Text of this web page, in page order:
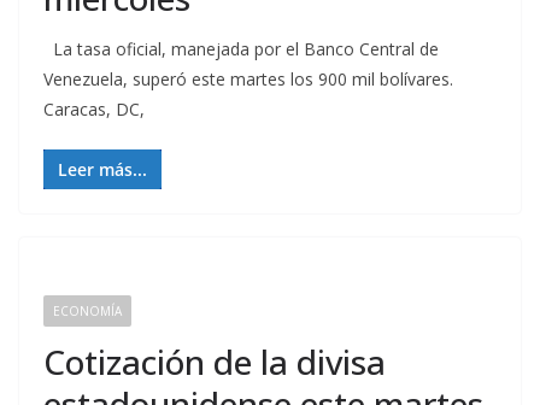
La tasa oficial, manejada por el Banco Central de
Venezuela, superó este martes los 900 mil bolívares.
Caracas, DC,
Leer más...
ECONOMÍA
Cotización de la divisa